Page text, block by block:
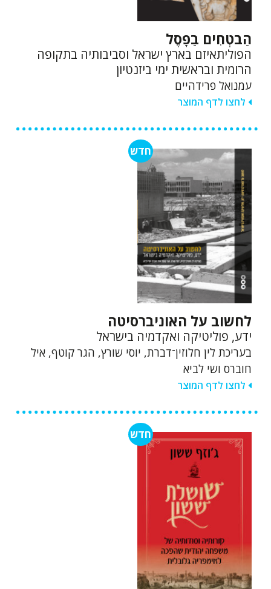
הַבֹטְחִים בַפָסֶל
הפוליתאיזם בארץ ישראל וסביבותיה בתקופה
הרומית ובראשית ימי ביזנטיון
עמנואל פרידהיים
לחצו לדף המוצר
חדש
לחשוב על האוניברסיטה
ידע, פוליטיקה ואקדמיה בישראל
בעריכת לין חלוזין־דברת, יוסי שורץ, הגר קוטף, איל
חוברס ושי לביא
לחצו לדף המוצר
חדש